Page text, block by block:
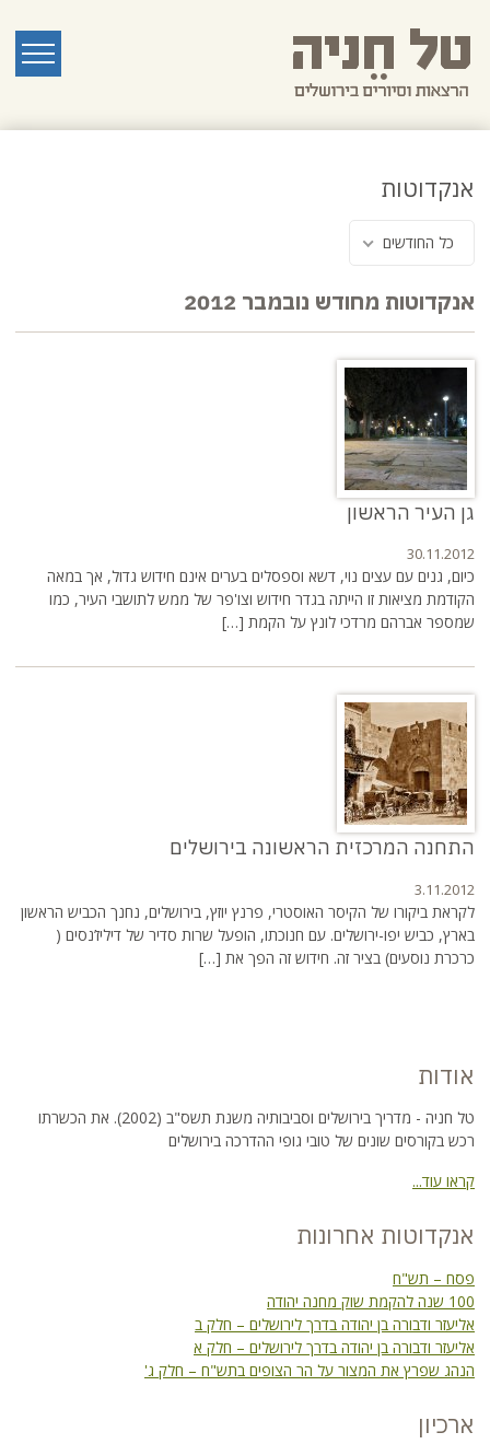
לתוכן
הראשי
תפריט
אנקדוטות
כל החודשים
אנקדוטות מחודש נובמבר 2012
גן העיר הראשון
30.11.2012
כיום, גנים עם עצים נוי, דשא וספסלים בערים אינם חידוש גדול, אך במאה
הקודמת מציאות זו הייתה בגדר חידוש וצו'פר של ממש לתושבי העיר, כמו
שמספר אברהם מרדכי לונץ על הקמת […]
התחנה המרכזית הראשונה בירושלים
3.11.2012
לקראת ביקורו של הקיסר האוסטרי, פרנץ יוזץ, בירושלים, נחנך הכביש הראשון
בארץ, כביש יפו-ירושלים. עם חנוכתו, הופעל שרות סדיר של דיליז’נסים (
כרכרת נוסעים) בציר זה. חידוש זה הפך את […]
אודות
טל חניה - מדריך בירושלים וסביבותיה משנת תשס"ב (2002). את הכשרתו
רכש בקורסים שונים של טובי גופי ההדרכה בירושלים
קראו עוד...
אנקדוטות אחרונות
פסח – תש"ח
100 שנה להקמת שוק מחנה יהודה
אליעזר ודבורה בן יהודה בדרך לירושלים – חלק ב
אליעזר ודבורה בן יהודה בדרך לירושלים – חלק א
הנהג שפרץ את המצור על הר הצופים בתש"ח – חלק ג'
ארכיון